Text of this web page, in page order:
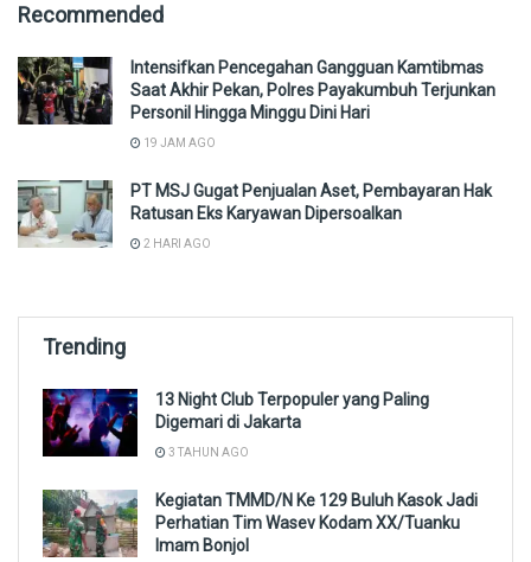
Recommended
Intensifkan Pencegahan Gangguan Kamtibmas
Saat Akhir Pekan, Polres Payakumbuh Terjunkan
Personil Hingga Minggu Dini Hari
19 JAM AGO
PT MSJ Gugat Penjualan Aset, Pembayaran Hak
Ratusan Eks Karyawan Dipersoalkan
2 HARI AGO
Trending
13 Night Club Terpopuler yang Paling
Digemari di Jakarta
3 TAHUN AGO
Kegiatan TMMD/N Ke 129 Buluh Kasok Jadi
Perhatian Tim Wasev Kodam XX/Tuanku
Imam Bonjol